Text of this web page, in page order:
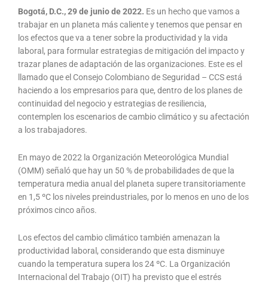
Bogotá, D.C., 29 de junio de 2022. Es un hecho que vamos a
trabajar en un planeta más caliente y tenemos que pensar en
los efectos que va a tener sobre la productividad y la vida
laboral, para formular estrategias de mitigación del impacto y
trazar planes de adaptación de las organizaciones. Este es el
llamado que el Consejo Colombiano de Seguridad – CCS está
haciendo a los empresarios para que, dentro de los planes de
continuidad del negocio y estrategias de resiliencia,
contemplen los escenarios de cambio climático y su afectación
a los trabajadores.
En mayo de 2022 la Organización Meteorológica Mundial
(OMM) señaló que hay un 50 % de probabilidades de que la
temperatura media anual del planeta supere transitoriamente
en 1,5 ºC los niveles preindustriales, por lo menos en uno de los
próximos cinco años.
Los efectos del cambio climático también amenazan la
productividad laboral, considerando que esta disminuye
cuando la temperatura supera los 24 ºC. La Organización
Internacional del Trabajo (OIT) ha previsto que el estrés